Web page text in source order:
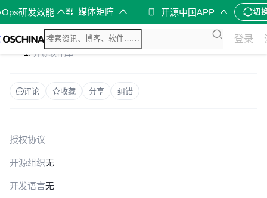
研发效能 媒体矩阵 开源中国APP 切
登录
开源软件库/
评论 收藏 分享 纠错
授权协议
开源组织无
开发语言无